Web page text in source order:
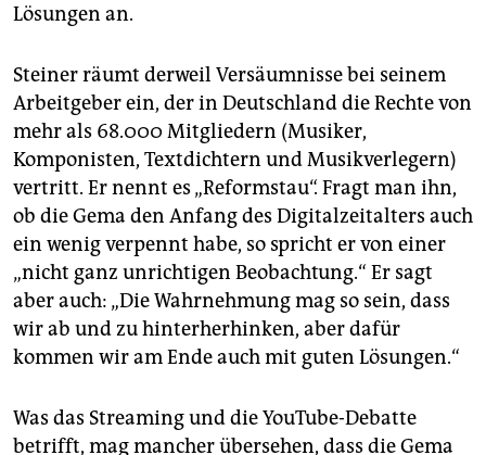
Lösungen an.
Steiner räumt derweil Versäumnisse bei seinem
Arbeitgeber ein, der in Deutschland die Rechte von
mehr als 68.000 Mitgliedern (Musiker,
Komponisten, Textdichtern und Musikverlegern)
vertritt. Er nennt es „Reformstau“. Fragt man ihn,
ob die Gema den Anfang des Digitalzeitalters auch
ein wenig verpennt habe, so spricht er von einer
„nicht ganz unrichtigen Beobachtung.“ Er sagt
aber auch: „Die Wahrnehmung mag so sein, dass
wir ab und zu hinterherhinken, aber dafür
kommen wir am Ende auch mit guten Lösungen.“
Was das Streaming und die YouTube-Debatte
betrifft, mag mancher übersehen, dass die Gema